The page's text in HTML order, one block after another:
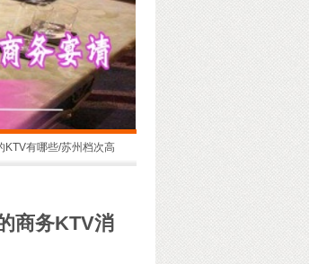
KTV有哪些/苏州档次高
商务KTV消